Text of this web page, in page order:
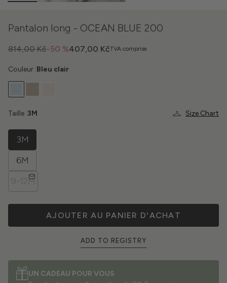
Pantalon long - OCEAN BLUE 200
TVA comprise
-50 %
814,00 Kč 407,00 Kč
Couleur :Bleu clair
Size Chart
Taille :3M
3M
6M
9-12M
AJOUTER AU PANIER D'ACHAT
ADD TO REGISTRY
UN CADEAU POUR VOUS